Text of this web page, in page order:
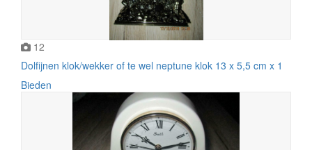
12
Dolfijnen klok/wekker of te wel neptune klok 13 x 5,5 cm x 1
Bieden